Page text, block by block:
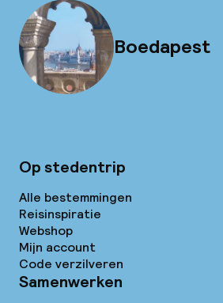
Boedapest
Op stedentrip
Alle bestemmingen
Reisinspiratie
Webshop
Mijn account
Code verzilveren
Samenwerken